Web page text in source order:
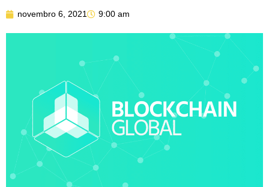
novembro 6, 2021 9:00 am